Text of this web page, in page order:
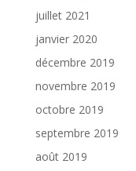
juillet 2021
janvier 2020
décembre 2019
novembre 2019
octobre 2019
septembre 2019
août 2019